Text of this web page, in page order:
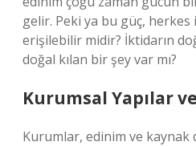
gelir. Peki ya bu güç, herkes
erişilebilir midir? İktidarın
doğal kılan bir şey var mı?
Kurumsal Yapılar
Kurumlar, edinim ve kaynak